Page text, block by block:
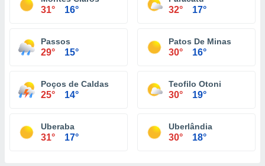
31° 16° 32° 17°
Passos
29° 15°
Patos De Minas
30° 16°
Poços de Caldas
25° 14°
Teofilo Otoni
30° 19°
Uberaba
31° 17°
Uberlândia
30° 18°